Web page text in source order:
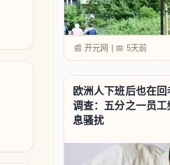
📰 开元网 📅 5天前
欧洲人下班后也在
调查：五分之一员
息骚扰